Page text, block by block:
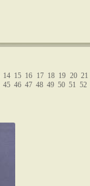
14 15 16 17 18 19 20 21
45 46 47 48 49 50 51 52